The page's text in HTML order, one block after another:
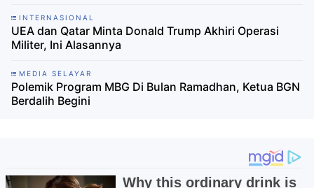
INTERNASIONAL
UEA dan Qatar Minta Donald Trump Akhiri Operasi
Militer, Ini Alasannya
MEDIA SELAYAR
Polemik Program MBG Di Bulan Ramadhan, Ketua BGN
Berdalih Begini